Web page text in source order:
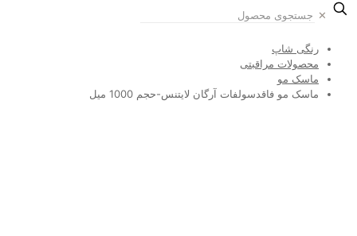
✕
رنگی شاپ
محصولات مراقبتی
ماسک مو
ماسک مو فاقدسولفات آرگان لایتنس-حجم 1000 میل